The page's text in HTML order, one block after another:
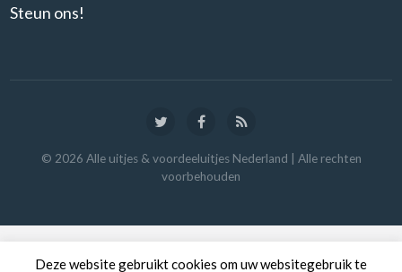
Steun ons!
© 2026 Alle uitjes & voordeeluitjes Nederland | Alle rechten
voorbehouden
Deze website gebruikt cookies om uw websitegebruik te